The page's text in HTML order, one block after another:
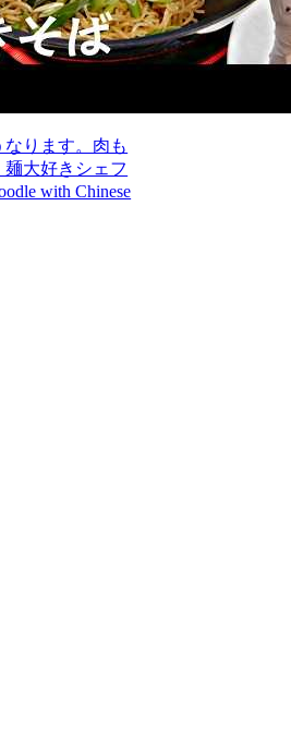
ります。肉も
大好きシェフ
with Chinese